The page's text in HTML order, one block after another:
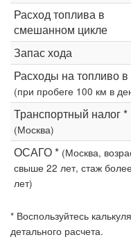
Расход топлива в
смешанном цикле
Запас хода
Расходы на топливо в
(при пробеге 100 км в
Транспортный налог *
(Москва)
ОСАГО * (Москва,
свыше 22 лет, стаж
лет)
* Воспользуйтесь
детального расчета.